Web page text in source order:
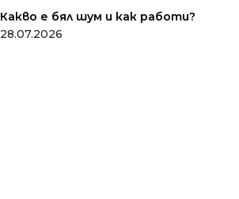
Какво е бял шум и как работи?
28.07.2026